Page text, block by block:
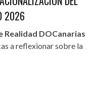
2026
Realidad DOCanarias
a reflexionar sobre la